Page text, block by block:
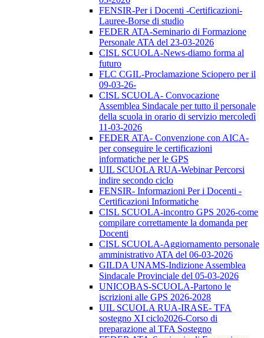
FENSIR-Per i Docenti -Certificazioni-
Lauree-Borse di studio
FEDER ATA-Seminario di Formazione
Personale ATA del 23-03-2026
CISL SCUOLA-News-diamo forma al
futuro
FLC CGIL-Proclamazione Sciopero per il
09-03-26-
CISL SCUOLA- Convocazione
Assemblea Sindacale per tutto il personale
della scuola in orario di servizio mercoledì
11-03-2026
FEDER ATA- Convenzione con AICA-
per conseguire le certificazioni
informatiche per le GPS
UIL SCUOLA RUA-Webinar Percorsi
indire secondo ciclo
FENSIR- Informazioni Per i Docenti -
Certificazioni Informatiche
CISL SCUOLA-incontro GPS 2026-come
compilare correttamente la domanda per
Docenti
CISL SCUOLA-Aggiornamento personale
amministrativo ATA del 06-03-2026
GILDA UNAMS-Indizione Assemblea
Sindacale Provinciale del 05-03-2026
UNICOBAS-SCUOLA-Partono le
iscrizioni alle GPS 2026-2028
UIL SCUOLA RUA-IRASE- TFA
sostegno XI ciclo2026-Corso di
preparazione al TFA Sostegno